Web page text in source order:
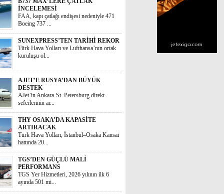
İNCELEMESİ
FAA, kapı çatlağı endişesi nedeniyle 471
Boeing 737 ...
SUNEXPRESS’TEN TARİHİ REKOR
Türk Hava Yolları ve Lufthansa’nın ortak
kuruluşu ol...
AJET’E RUSYA’DAN BÜYÜK
DESTEK
AJet’in Ankara-St. Petersburg direkt
seferlerinin ar...
THY OSAKA’DA KAPASİTE
ARTIRACAK
Türk Hava Yolları, İstanbul–Osaka Kansai
hattında 20...
TGS’DEN GÜÇLÜ MALİ
PERFORMANS
TGS Yer Hizmetleri, 2026 yılının ilk 6
ayında 501 mi...